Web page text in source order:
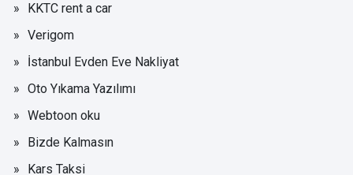
KKTC rent a car
Verigom
İstanbul Evden Eve Nakliyat
Oto Yıkama Yazılımı
Webtoon oku
Bizde Kalmasın
Kars Taksi